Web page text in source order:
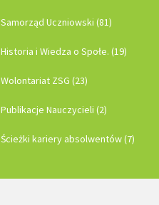
Samorząd Uczniowski (81)
Historia i Wiedza o Społe. (19)
Wolontariat ZSG (23)
Publikacje Nauczycieli (2)
Ścieżki kariery absolwentów (7)